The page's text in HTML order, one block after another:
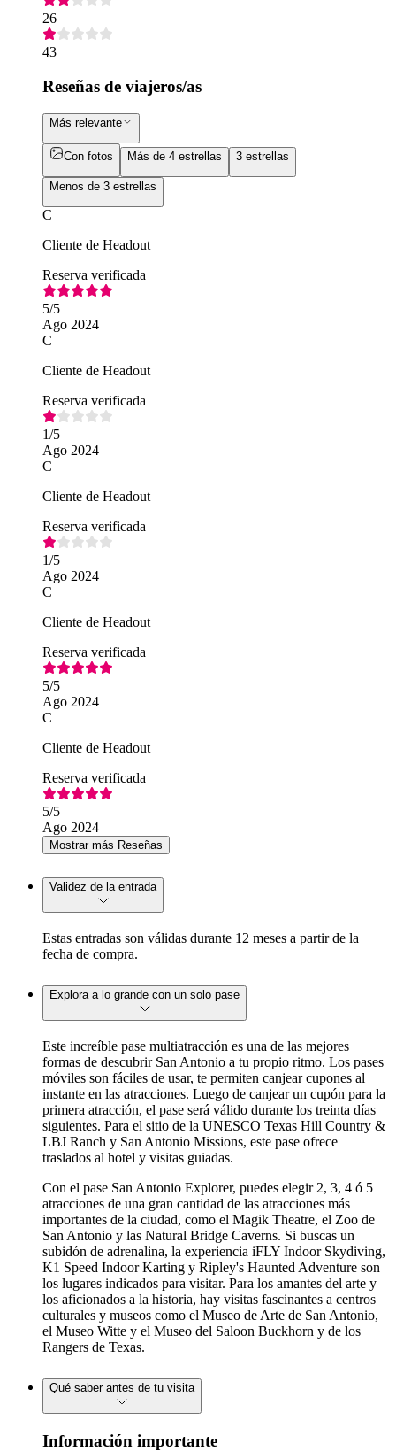
26
43
Reseñas de viajeros/as
Más relevante
Con fotos Más de 4 estrellas 3 estrellas
Menos de 3 estrellas
C
Cliente de Headout
Reserva verificada
5/5
Ago 2024
C
Cliente de Headout
Reserva verificada
1/5
Ago 2024
C
Cliente de Headout
Reserva verificada
1/5
Ago 2024
C
Cliente de Headout
Reserva verificada
5/5
Ago 2024
C
Cliente de Headout
Reserva verificada
5/5
Ago 2024
Mostrar más Reseñas
Validez de la entrada
Estas entradas son válidas durante 12 meses a partir de la
fecha de compra.
Explora a lo grande con un solo pase
Este increíble pase multiatracción es una de las mejores
formas de descubrir San Antonio a tu propio ritmo. Los pases
móviles son fáciles de usar, te permiten canjear cupones al
instante en las atracciones. Luego de canjear un cupón para la
primera atracción, el pase será válido durante los treinta días
siguientes. Para el sitio de la UNESCO Texas Hill Country &
LBJ Ranch y San Antonio Missions, este pase ofrece
traslados al hotel y visitas guiadas.
Con el pase San Antonio Explorer, puedes elegir 2, 3, 4 ó 5
atracciones de una gran cantidad de las atracciones más
importantes de la ciudad, como el Magik Theatre, el Zoo de
San Antonio y las Natural Bridge Caverns. Si buscas un
subidón de adrenalina, la experiencia iFLY Indoor Skydiving,
K1 Speed Indoor Karting y Ripley's Haunted Adventure son
los lugares indicados para visitar. Para los amantes del arte y
los aficionados a la historia, hay visitas fascinantes a centros
culturales y museos como el Museo de Arte de San Antonio,
el Museo Witte y el Museo del Saloon Buckhorn y de los
Rangers de Texas.
Qué saber antes de tu visita
Información importante